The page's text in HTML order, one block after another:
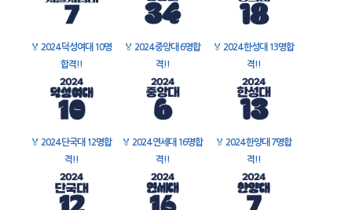
🏅 2024 덕성여대 10명
합격!!
🏅 2024 중앙대 6명합
격!!
🏅 2024 한성대 13명합
격!!
🏅 2024 단국대 12명합
격!!
🏅 2024 연세대 16명합
격!!
🏅 2024 한양대 7명합
격!!